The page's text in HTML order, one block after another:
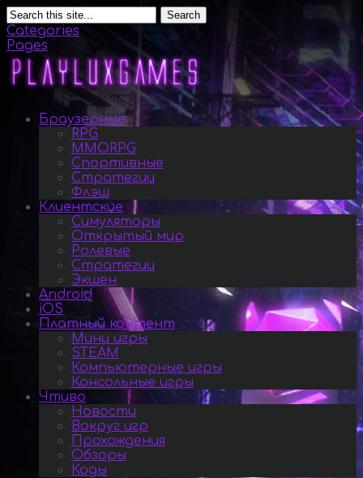
Search
Categories
Pages
Браузерные
RPG
MMORPG
Спортивные
Стратегии
Флэш
Клиентские
Симуляторы
Открытый мир
Ролевые
Стратегии
Экшен
Android
iOS
Платный контент
Мини игры
STEAM
Компьютерные игры
Консольные игры
Чтиво
Новости
Вокруг игр
Прохождения
Обзоры
Коды